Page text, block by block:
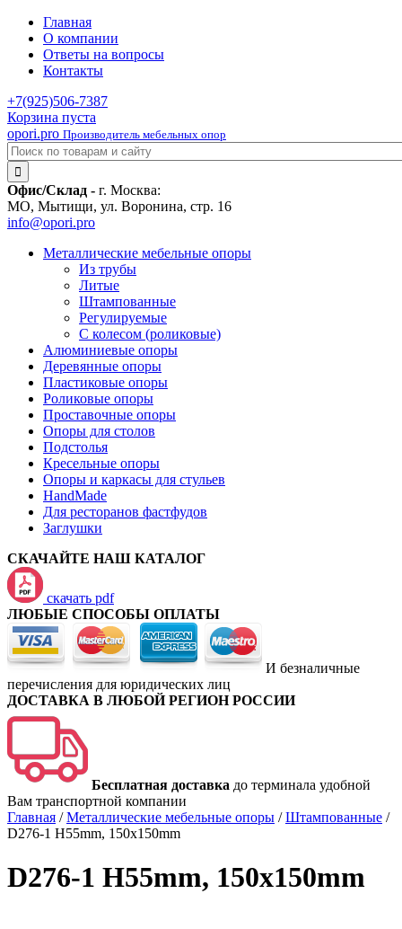
Главная
О компании
Ответы на вопросы
Контакты
+7(925)506-7387
Корзина пуста
opori.pro Производитель мебельных опор
Офис/Склад - г. Москва:
МО, Мытищи, ул. Воронина, стр. 16
info@opori.pro
Металлические мебельные опоры
Из трубы
Литые
Штампованные
Регулируемые
С колесом (роликовые)
Алюминиевые опоры
Деревянные опоры
Пластиковые опоры
Роликовые опоры
Проставочные опоры
Опоры для столов
Подстолья
Кресельные опоры
Опоры и каркасы для стульев
HandMade
Для ресторанов фастфудов
Заглушки
СКАЧАЙТЕ НАШ КАТАЛОГ
скачать pdf
ЛЮБЫЕ СПОСОБЫ ОПЛАТЫ
И безналичные
перечисления для юридических лиц
ДОСТАВКА В ЛЮБОЙ РЕГИОН РОССИИ
Бесплатная доставка до терминала удобной
Вам транспортной компании
Главная /Металлические мебельные опоры /Штампованные /
D276-1 H55mm, 150x150mm
D276-1 H55mm, 150x150mm